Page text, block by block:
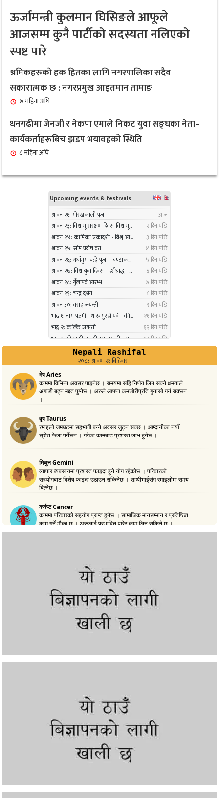
७
नगरपालिकाको भूमि व्यवस्थापन शाखाको शुभारम्भ कार्य
सम्पन्न
१ महिना अघि
८
सबै क्षेत्र, वर्ग र लिंगकाे आवश्यकताकाे आधारमा बजेट
विनियाेजन गर्ने : नगरप्रमुख आइतमान तामाङ
१ महिना अघि
९
सर्लाहीका बिमल साहलाई भारतको मुम्बईमा ‘हार्मोनियम
ट्युनिङ विशेषज्ञ’ पदकबाट सम्मानित
३ महिना अघि
१०
नगरप्रमुख तामाङको अध्यक्षतामा जलवायु उत्थानशील
कार्यढाँचा सम्बन्धी एकदिने क्षमता अभिवृद्धि कार्यक्रम
सम्पन्न
ऊर्जामन्त्री कुलमान घिसिङले आफूले
आजसम्म कुनै पार्टीको सदस्यता नलिएको
स्पष्ट पारे
श्रमिकहरुकाे हक हितका लागि नगरपालिका सदैव
सकारात्मक छ : नगरप्रमुख आइतमान तामाङ
७ महिना अघि
धनगढीमा जेनजी र नेकपा एमाले निकट युवा सङ्घका नेता–
कार्यकर्ताहरूबिच झडप भयावहको स्थिति
८ महिना अघि